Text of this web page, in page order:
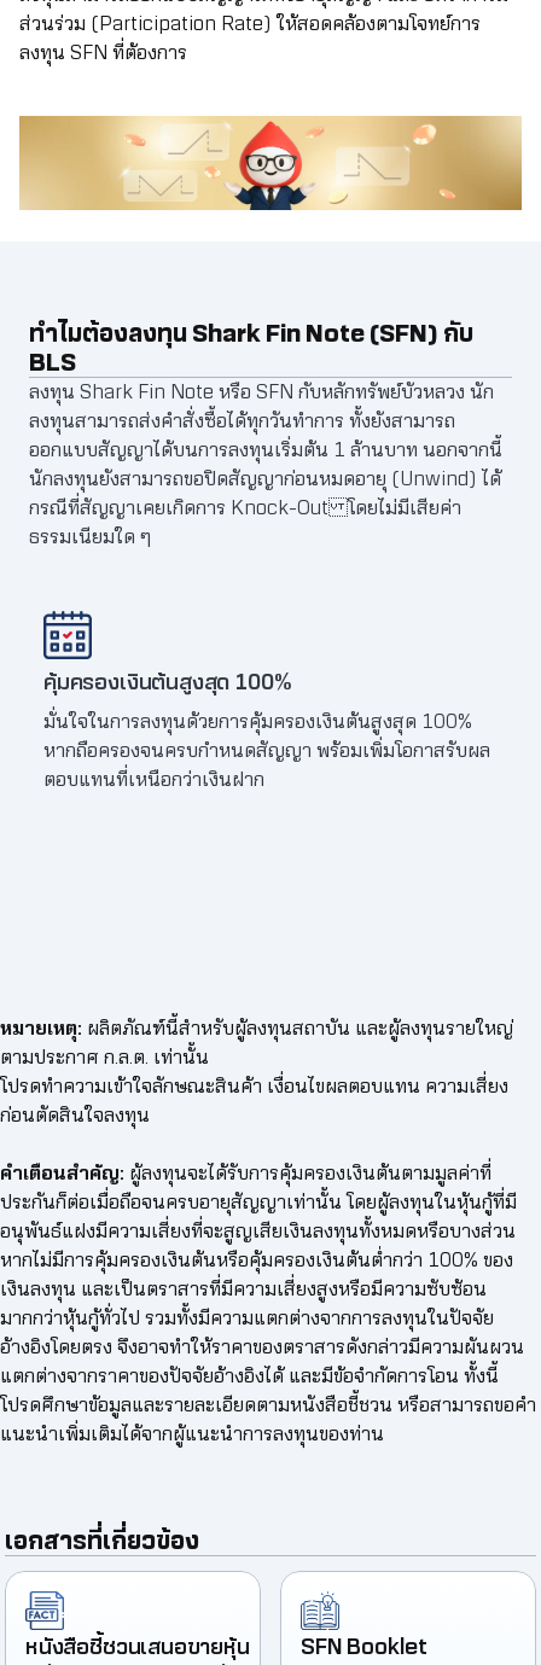
ส่วนร่วม (Participation Rate) ให้สอดคล้องตามโจทย์การ
ลงทุน SFN ที่ต้องการ
ทำไมต้องลงทุน Shark Fin Note (SFN) กับ
BLS
ลงทุน Shark Fin Note หรือ SFN กับหลักทรัพย์บัวหลวง นัก
ลงทุนสามารถส่งคำสั่งซื้อได้ทุกวันทำการ ทั้งยังสามารถ
ออกแบบสัญญาได้บนการลงทุนเริ่มต้น 1 ล้านบาท นอกจากนี้
นักลงทุนยังสามารถขอปิดสัญญาก่อนหมดอายุ (Unwind) ได้
กรณีที่สัญญาเคยเกิดการ Knock-Out โดยไม่มีเสียค่า
ธรรมเนียมใด ๆ
คุ้มครองเงินต้นสูงสุด 100%
มั่นใจในการลงทุนด้วยการคุ้มครองเงินต้นสูงสุด 100%
หากถือครองจนครบกำหนดสัญญา พร้อมเพิ่มโอกาสรับผล
ตอบแทนที่เหนือกว่าเงินฝาก
หมายเหตุ: ผลิตภัณฑ์นี้สำหรับผู้ลงทุนสถาบัน และผู้ลงทุนรายใหญ่
ตามประกาศ ก.ล.ต. เท่านั้น
โปรดทำความเข้าใจลักษณะสินค้า เงื่อนไขผลตอบแทน ความเสี่ยง
ก่อนตัดสินใจลงทุน
คำเตือนสำคัญ: ผู้ลงทุนจะได้รับการคุ้มครองเงินต้นตามมูลค่าที่
ประกันก็ต่อเมื่อถือจนครบอายุสัญญาเท่านั้น โดยผู้ลงทุนในหุ้นกู้ที่มี
อนุพันธ์แฝงมีความเสี่ยงที่จะสูญเสียเงินลงทุนทั้งหมดหรือบางส่วน
หากไม่มีการคุ้มครองเงินต้นหรือคุ้มครองเงินต้นต่ำกว่า 100% ของ
เงินลงทุน และเป็นตราสารที่มีความเสี่ยงสูงหรือมีความซับซ้อน
มากกว่าหุ้นกู้ทั่วไป รวมทั้งมีความแตกต่างจากการลงทุนในปัจจัย
อ้างอิงโดยตรง จึงอาจทำให้ราคาของตราสารดังกล่าวมีความผันผวน
แตกต่างจากราคาของปัจจัยอ้างอิงได้ และมีข้อจำกัดการโอน ทั้งนี้
โปรดศึกษาข้อมูลและรายละเอียดตามหนังสือชี้ชวน หรือสามารถขอคำ
แนะนำเพิ่มเติมได้จากผู้แนะนำการลงทุนของท่าน
เอกสารที่เกี่ยวข้อง
หนังสือชี้ชวนเสนอขายหุ้น
SFN Booklet